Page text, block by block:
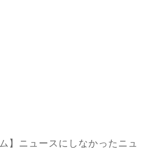
】ニュースにしなかったニュ